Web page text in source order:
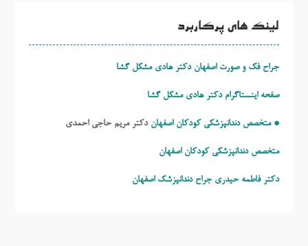
لینک های پرکاربرد
جراح فک و صورت اصفهان دکتر هادی مشکل گشا
صفحه اینستاگرام دکتر هادی مشکل گشا
* متخصص دندانپزشکی کودکان اصفهان دکتر مریم حاجی احمدی
متخصص دندانپزشکی کودکان اصفهان
دکتر فاطمه حیدری جراح دندانپزشک اصفهان